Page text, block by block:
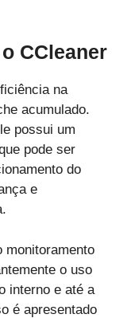
CCleaner
na
acumulado.
possui um
pode ser
do
e
monitoramento
o uso
interno e até a
é apresentado